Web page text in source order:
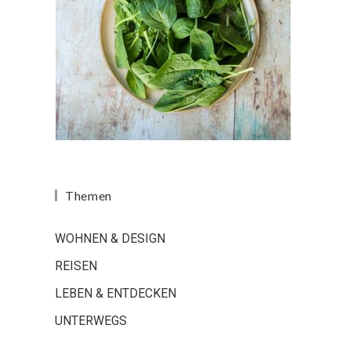
Themen
WOHNEN & DESIGN
REISEN
LEBEN & ENTDECKEN
UNTERWEGS